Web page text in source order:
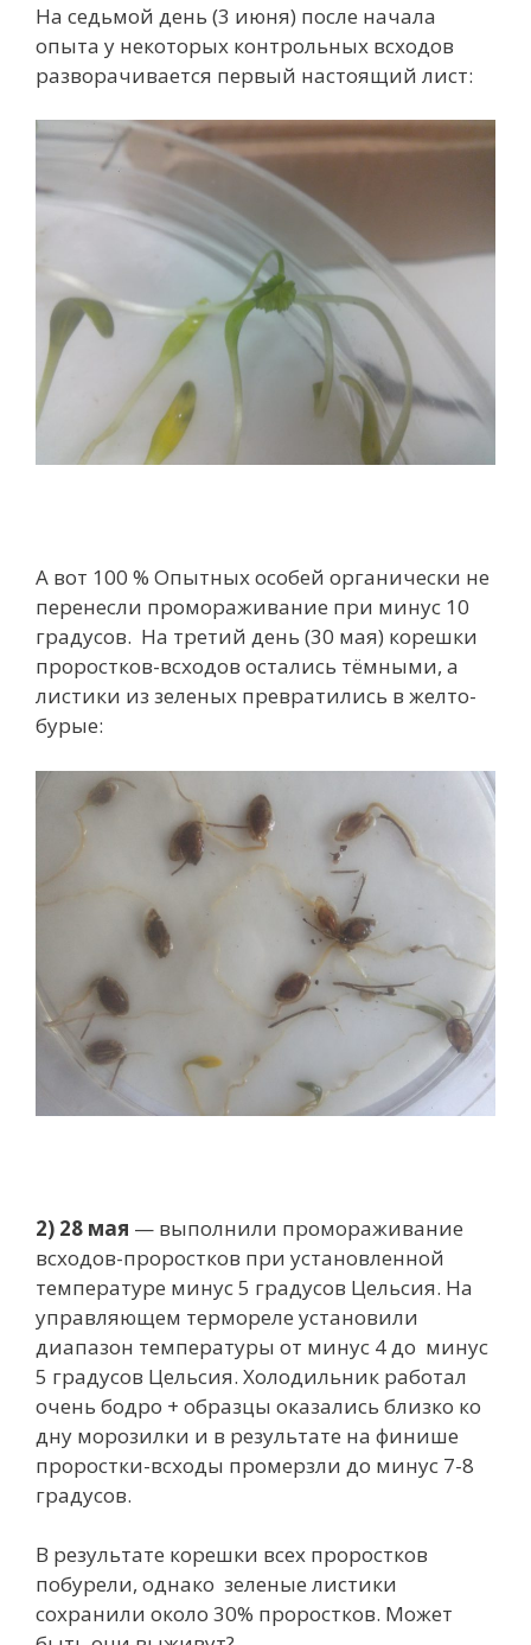
На седьмой день (3 июня) после начала
опыта у некоторых контрольных всходов
разворачивается первый настоящий лист:
А вот 100 % Опытных особей органически не
перенесли промораживание при минус 10
градусов. На третий день (30 мая) корешки
проростков-всходов остались тёмными, а
листики из зеленых превратились в желто-
бурые:
2) 28 мая — выполнили промораживание
всходов-проростков при установленной
температуре минус 5 градусов Цельсия. На
управляющем термореле установили
диапазон температуры от минус 4 до минус
5 градусов Цельсия. Холодильник работал
очень бодро + образцы оказались близко ко
дну морозилки и в результате на финише
проростки-всходы промерзли до минус 7-8
градусов.
В результате корешки всех проростков
побурели, однако зеленые листики
сохранили около 30% проростков. Может